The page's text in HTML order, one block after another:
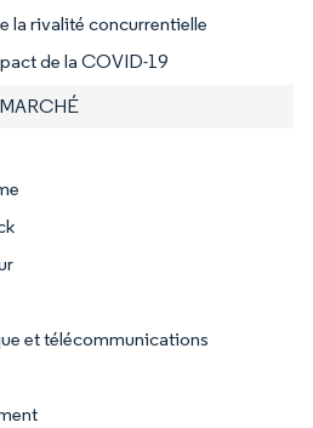
la rivalité concurrentielle
de la COVID-19
et télécommunications